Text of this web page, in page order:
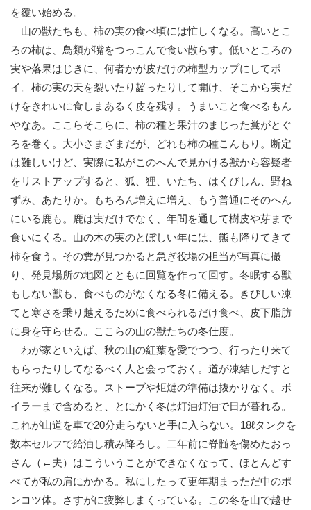
を覆い始める。
山の獣たちも、柿の実の食べ頃には忙しくなる。高いとこ
ろの柿は、鳥類が嘴をつっこんで食い散らす。低いところの
実や落果はじきに、何者かが皮だけの柿型カップにしてポ
イ。柿の実の天を裂いたり齧ったりして開け、そこから実だ
けをきれいに食しまあるく皮を残す。うまいこと食べるもん
やなあ。ここらそこらに、柿の種と果汁のまじった糞がとぐ
ろを巻く。大小さまざまだが、どれも柿の種こんもり。断定
は難しいけど、実際に私がこのへんで見かける獣から容疑者
をリストアップすると、狐、狸、いたち、はくびしん、野ね
ずみ、あたりか。もちろん増えに増え、もう普通にそのへん
にいる鹿も。鹿は実だけでなく、年間を通して樹皮や芽まで
食いにくる。山の木の実のとぼしい年には、熊も降りてきて
柿を食う。その糞が見つかると急ぎ役場の担当が写真に撮
り、発見場所の地図とともに回覧を作って回す。冬眠する獣
もしない獣も、食べものがなくなる冬に備える。きびしい凍
てと寒さを乗り越えるために食べられるだけ食べ、皮下脂肪
に身を守らせる。ここらの山の獣たちの冬仕度。
わが家といえば、秋の山の紅葉を愛でつつ、行ったり来て
もらったりしてなるべく人と会っておく。道が凍結しだすと
往来が難しくなる。ストーブや炬燵の準備は抜かりなく。ボ
イラーまで含めると、とにかく冬は灯油灯油で日が暮れる。
これが山道を車で20分走らないと手に入らない。18ℓタンクを
数本セルフで給油し積み降ろし。二年前に脊髄を傷めたおっ
さん（←夫）はこういうことができなくなって、ほとんどす
べてが私の肩にかかる。私にしたって更年期まっただ中のポ
ンコツ体。さすがに疲弊しまくっている。この冬を山で越せ